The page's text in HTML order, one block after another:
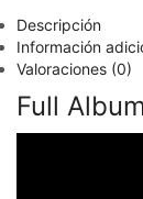
Descripción
Información
Valoraciones (0)
Full Album